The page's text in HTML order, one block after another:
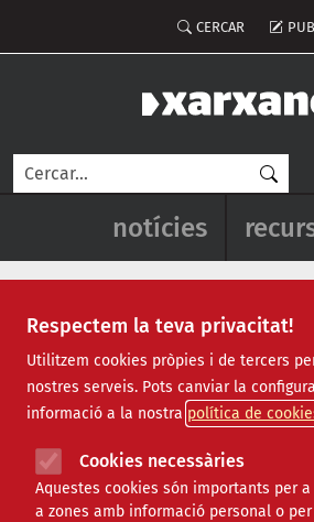
Respectem la teva privacitat!
Utilitzem cookies pròpies i de tercers
nostres serveis. Pots canviar la
informació a la nostra política de
Cookies necessàries
Aquestes cookies són importants per
a zones amb informació personal o
Menú del
CERCAR
Cerca
Navegació
notícies
Recursos
Tots | Econòmic | Jurídic | Projectes
Formació | Finançament | Biblioteca
Ofertes de feina
Webinars